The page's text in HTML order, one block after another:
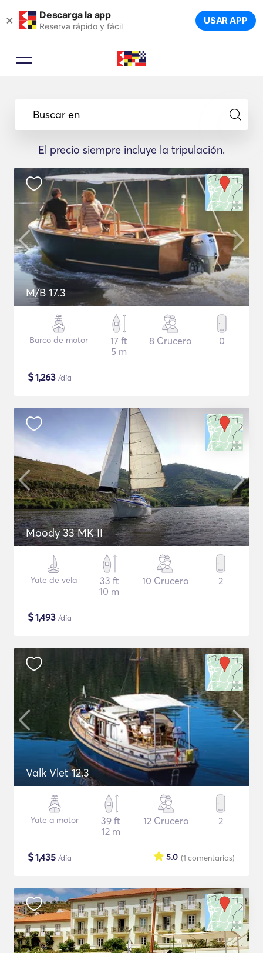
× Descarga la app
Reserva rápido y fácil USAR APP
Buscar en
El precio siempre incluye la tripulación.
M/B 17.3
Barco de motor
17 ft
5 m
8 Crucero 0
$1,263 /día
Moody 33 MK II
Yate de vela
33 ft
10 m
10 Crucero 2
$1,493 /día
Valk Vlet 12.3
Yate a motor
39 ft
12 m
12 Crucero 2
$1,435 /día (1 comentarios)
5.0